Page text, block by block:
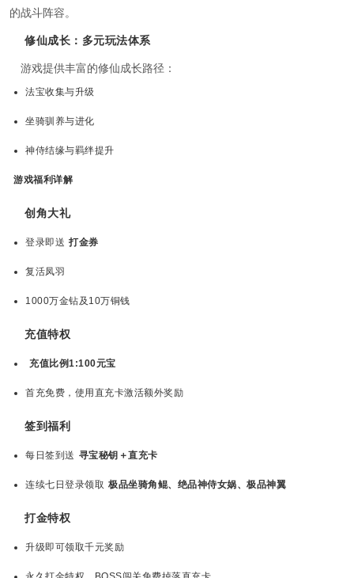
的战斗阵容。
修仙成长：多元玩法体系
游戏提供丰富的修仙成长路径：
法宝收集与升级
坐骑驯养与进化
神侍结缘与羁绊提升
游戏福利详解
创角大礼
登录即送 打金券
复活凤羽
1000万金钻及10万铜钱
充值特权
充值比例1:100元宝
首充免费，使用直充卡激活额外奖励
签到福利
每日签到送 寻宝秘钥＋直充卡
连续七日登录领取 极品坐骑角鲲、绝品神侍女娲、极品神翼
打金特权
升级即可领取千元奖励